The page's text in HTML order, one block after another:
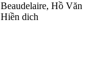
Beaudelaire, Hồ Văn
Hiền dich